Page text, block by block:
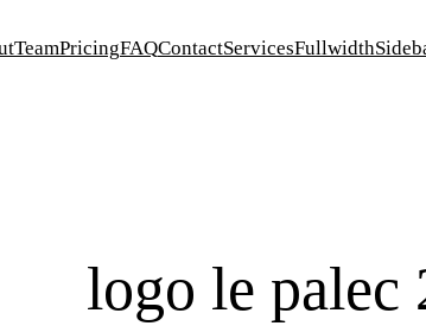
TeamPricingFAQContactServicesFullwidth
logo le palec